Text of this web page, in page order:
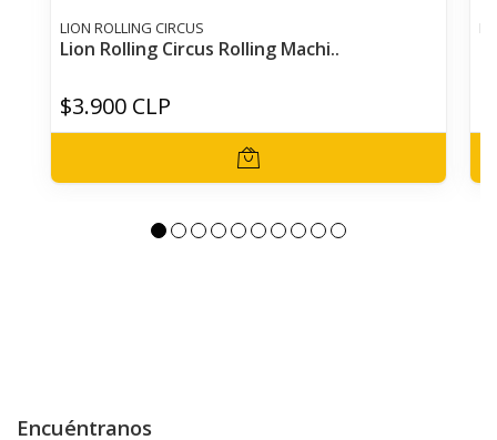
LION ROLLING CIRCUS
Lion Rolling Circus Rolling Machi..
$3.900 CLP
Encuéntranos